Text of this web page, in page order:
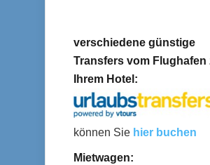
verschiedene günstige
Transfers vom Flughafen
Ihrem Hotel:
können Sie hier buchen
Mietwagen: